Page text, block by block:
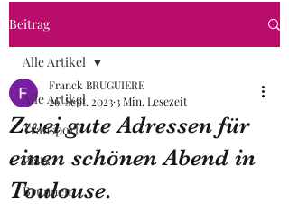
Beitrag
Alle Artikel
Transport
Platz
Brunnen
Alle Artikel
Zwei gute Adressen für
einen schönen Abend in
Toulouse.
Franck BRUGUIERE
26. Sept. 20233 Min. Lesezeit